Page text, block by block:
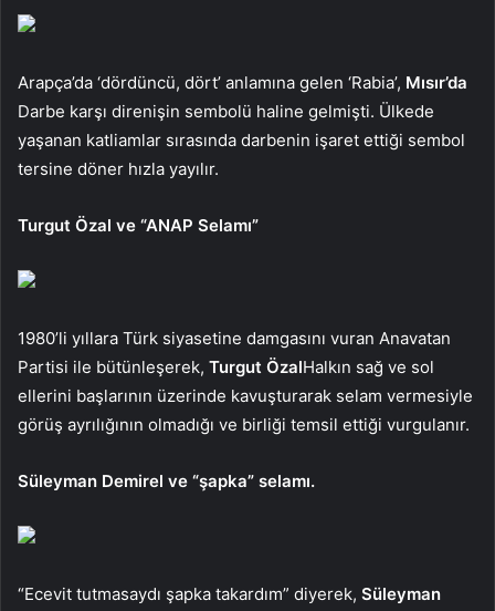
Arapça’da ‘dördüncü, dört’ anlamına gelen ‘Rabia’, Mısır’da
Darbe karşı direnişin sembolü haline gelmişti. Ülkede
yaşanan katliamlar sırasında darbenin işaret ettiği sembol
tersine döner hızla yayılır.
Turgut Özal ve “ANAP Selamı”
1980’li yıllara Türk siyasetine damgasını vuran Anavatan
Partisi ile bütünleşerek, Turgut ÖzalHalkın sağ ve sol
ellerini başlarının üzerinde kavuşturarak selam vermesiyle
görüş ayrılığının olmadığı ve birliği temsil ettiği vurgulanır.
Süleyman Demirel ve “şapka” selamı.
“Ecevit tutmasaydı şapka takardım” diyerek, Süleyman